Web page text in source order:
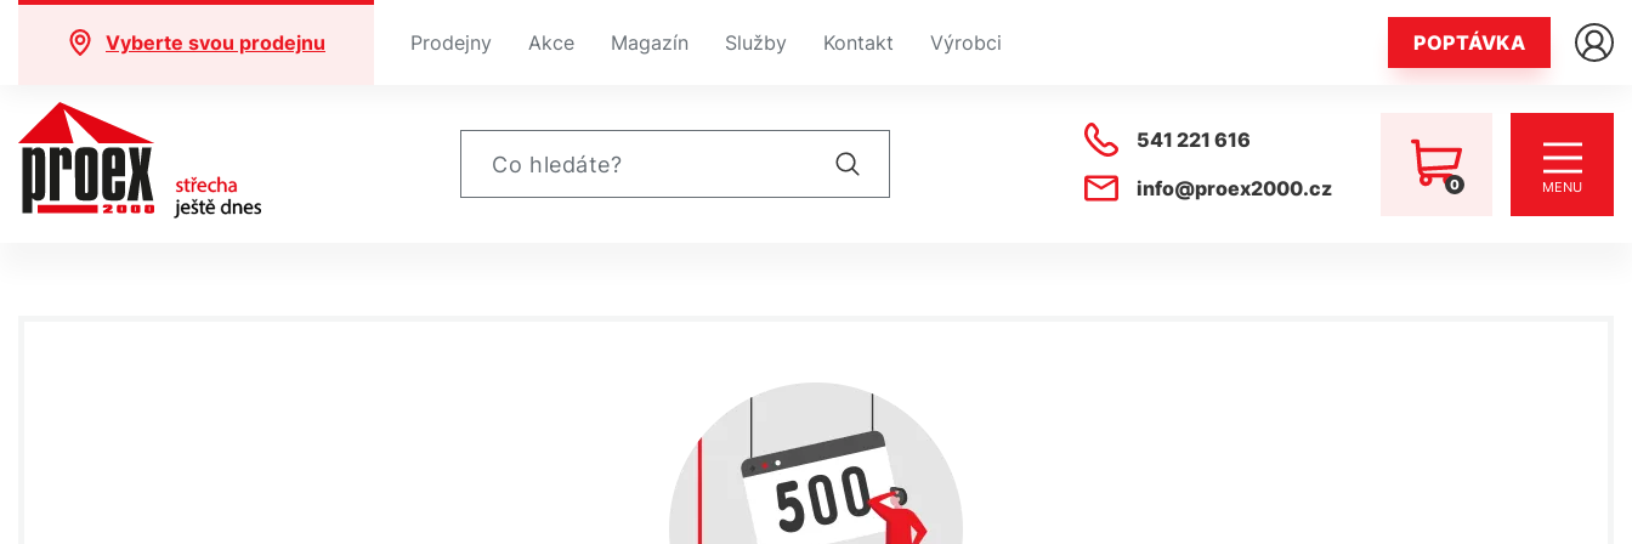
Vyberte svou prodejnu Prodejny Akce Magazín Služby Kontakt Výrobci POPTÁVKA
541 221 616
info@proex2000.cz
0 MENU